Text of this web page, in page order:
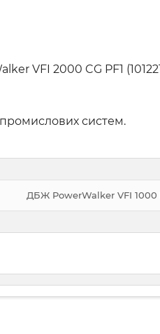
VFI 2000 CG PF1
промислових систем.
ДБЖ PowerWalker VFI 1000